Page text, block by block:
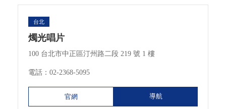
台北
燭光唱片
100 台北市中正區汀州路二段 219 號 1 樓
電話： 02-2368-5095
官網 導航